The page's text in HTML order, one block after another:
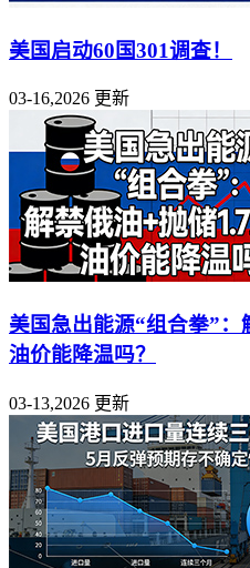
美国启动60国301调查！
03-16,2026 更新
美国急出能源“组合拳”：
油价能降温吗？
03-13,2026 更新